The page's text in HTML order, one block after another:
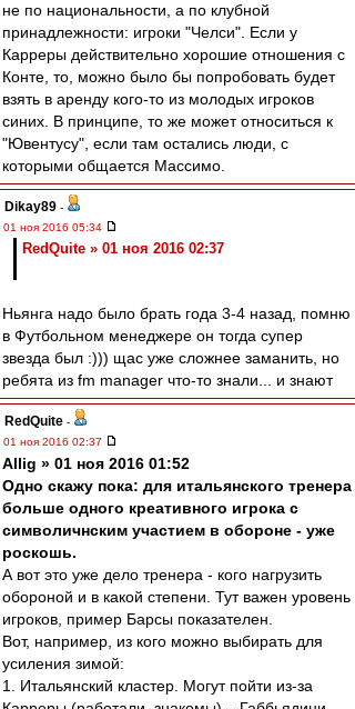
не по национальности, а по клубной
принадлежности: игроки "Челси". Если у
Карреры действительно хорошие отношения с
Конте, то, можно было бы попробовать будет
взять в аренду кого-то из молодых игроков
синих. В принципе, то же может относиться к
"Ювентусу", если там остались люди, с
которыми общается Массимо.
Dikay89 -
01 ноя 2016 05:34
RedQuite » 01 ноя 2016 02:37
Ньянга надо было брать года 3-4 назад, помню
в Футбольном менеджере он тогда супер
звезда был :))) щас уже сложнее заманить, но
ребята из fm manager что-то знали... и знают
RedQuite -
01 ноя 2016 02:37
Allig » 01 ноя 2016 01:52
Одно скажу пока: для итальянского тренера
больше одного креативного игрока с
символичнским участием в обороне - уже
роскошь.
А вот это уже дело тренера - кого нагрузить
обороной и в какой степени. Тут важен уровень
игроков, пример Барсы показателен.
Вот, например, из кого можно выбирать для
усиления зимой:
1. Итальянский кластер. Могут пойти из-за